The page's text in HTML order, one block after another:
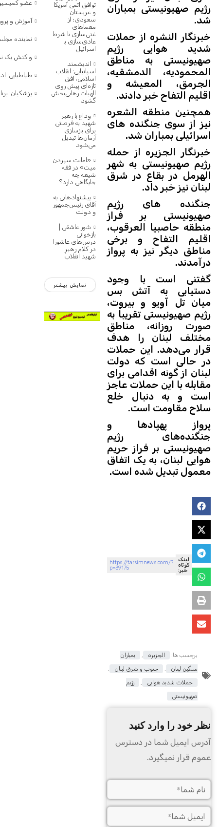
رژیم صهیونیستی بمباران
شد.
خبرنگار النشره از حملات
شدید هوایی رژیم
صهیونیستی به مناطق
المحمودیه، الدمشقیه،
الجرمق، المعیشه و
اقلیم التفاح خبر دادند.
همچنین منطقه الشعره
نیز از سوی جنگنده های
اسرائیلی بمباران شد.
خبرنگار الجزیره از حمله
رژیم صهیونیستی به شهر
الهرمل در بقاع در شرق
لبنان نیز خبر داد.
جنگنده های رژیم
صهیونیستی بر فراز
منطقه حاصبیا العرقوب،
اقلیم التفاح و برخی
مناطق دیگر نیز به پرواز
درآمدند.
گفتنی است با وجود
دستیابی به آتش بس
میان تل آویو و بیروت،
رژیم صهیونیستی تقریباً به
صورت روزانه، مناطق
مختلف لبنان را هدف
قرار می‌دهد. این حملات
در حالی است که دولت
لبنان از گونه اقدامی برای
مقابله با این حملات عاجز
است و به دنبال خلع
سلاح مقاومت است.
پرواز پهپادها و
جنگنده‌های رژیم
صهیونیستی بر فراز حریم
هوایی لبنان، به یک اتفاق
معمول تبدیل شده است.
لینک
کوتاه
خبر:
https://tarsimnews.com/?
p=39175
برچسب ها: الجزیره
بمباران
سنگین لبنان
جنوب و شرق لبنان
حملات شدید هوایی
رژیم
صهیونیستی
نظر خود را وارد کنید
آدرس ایمیل شما در دسترس
عموم قرار نمیگیرد.
توافق اتمی آمریکا
و عربستان
سعودی؛ از
معماهای
غنی‌سازی تا شرط
عادی‌سازی با
اسرائیل
اندیشمند
اسپانیایی: انقلاب
اسلامی، افق
تازه‌ای پیش روی
الهیات رهایی‌بخش
گشود
وداع با رهبر
شهید به فرصتی
برای بازسازی
آرمان‌ها تبدیل
می‌شود
«امانت سپردن
میت» در فقه
شیعه چه
جایگاهی دارد؟
پیشنهادهایی به
آقای رئیس‌جمهور
و دولت
شور عاشقی |
بازخوانی
درس‌های عاشورا
در کلام رهبرِ
شهید انقلاب
نمایش بیشتر
عضو کمیسیون امنیت: ترامپ ۷۵ بار گفته تنگه هرمز
آموزش و
نماینده
واکنش یک
طباطبایی:
پزشکیان: